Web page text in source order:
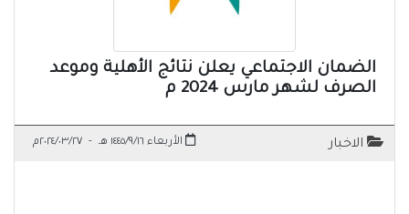
الضمان الاجتماعي يعلن نتائج الأهلية وموعد
الصرف لشهر مارس 2024 م
الاخبار الأربعاء ١٤٤٥/٩/١٦ هـ - ٢٠٢٤/٠٣/٢٧م